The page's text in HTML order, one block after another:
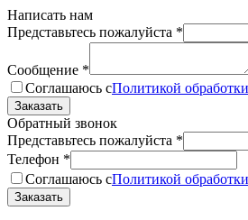
Написать нам
Представьтесь пожалуйста *
Сообщение *
Соглашаюсь сПолитикой
Обратный звонок
Представьтесь пожалуйста *
Телефон *
Соглашаюсь сПолитикой